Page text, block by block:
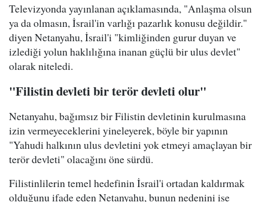
Televizyonda yayınlanan açıklamasında, "Anlaşma olsun
ya da olmasın, İsrail'in varlığı pazarlık konusu değildir."
diyen Netanyahu, İsrail'i "kimliğinden gurur duyan ve
izlediği yolun haklılığına inanan güçlü bir ulus devlet"
olarak niteledi.
"Filistin devleti bir terör devleti olur"
Netanyahu, bağımsız bir Filistin devletinin kurulmasına
izin vermeyeceklerini yineleyerek, böyle bir yapının
"Yahudi halkının ulus devletini yok etmeyi amaçlayan bir
terör devleti" olacağını öne sürdü.
Filistinlilerin temel hedefinin İsrail'i ortadan kaldırmak
olduğunu ifade eden Netanyahu, bunun nedenini ise